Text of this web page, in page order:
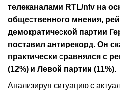
телеканалами RTL/ntv на
общественного мнения,
демократической партии
поставил антирекорд. Он
практически сравнялся с
(12%) и Левой партии (11%).
Анализируя ситуацию с